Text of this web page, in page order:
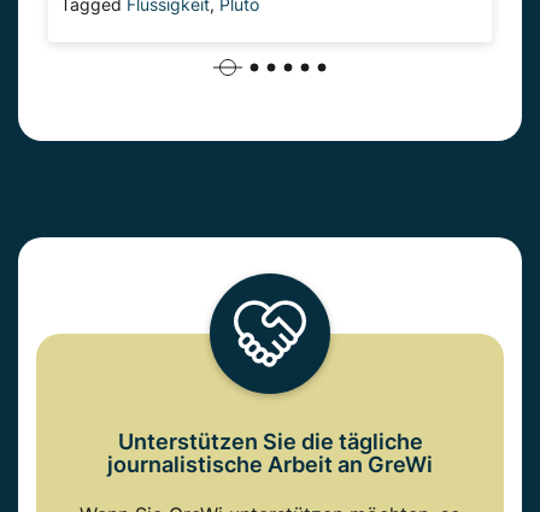
Unterstützen Sie die tägliche
journalistische Arbeit an GreWi